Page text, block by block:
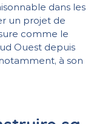
dans les
un projet de
comme le
Ouest depuis
à son